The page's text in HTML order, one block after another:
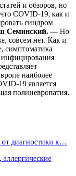
и обзоров, но
COVID-19, как и
синдром
Семинский. — Но
совсем нет. Как и
симптоматика
инфицирования
наиболее
19 является
полиневропатия.
от диагностики к…